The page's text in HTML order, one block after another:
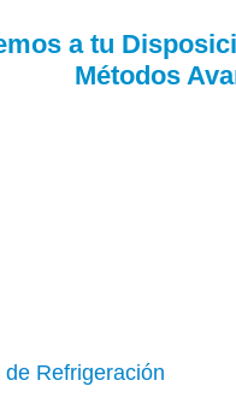
a tu
Métodos
de Refrigeración